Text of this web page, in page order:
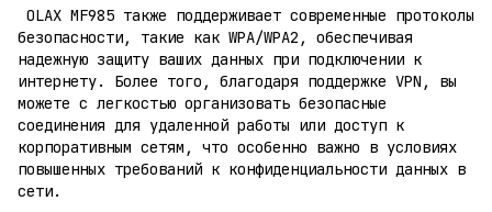
OLAX MF985 также поддерживает современные протоколы
безопасности, такие как WPA/WPA2, обеспечивая
надежную защиту ваших данных при подключении к
интернету. Более того, благодаря поддержке VPN, вы
можете с легкостью организовать безопасные
соединения для удаленной работы или доступ к
корпоративным сетям, что особенно важно в условиях
повышенных требований к конфиденциальности данных в
сети.